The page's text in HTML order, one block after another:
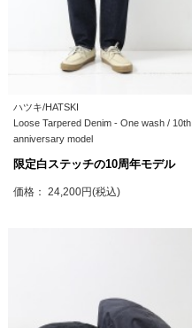
ハツキ/HATSKI
Loose Tarpered Denim - One wash / 10th
anniversary model
限定白ステッチの10周年モデル
価格： 24,200円(税込)